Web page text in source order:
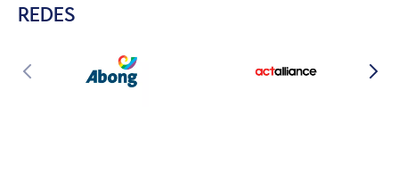
REDES